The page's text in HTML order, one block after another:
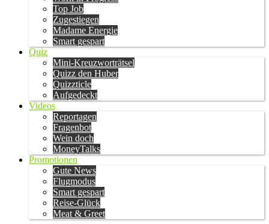
Top Job
Zugestiegen
Madame Energie
Smart gespart
Quiz
Mini-Kreuzworträtsel
Quizz den Huber
Quizzticle
Aufgedeckt
Videos
Reportagen
Fragenbot
Wein doch
MoneyTalks
Promotionen
Gute News
Flugmodus
Smart gespart
Reise-Glück
Meat & Greet